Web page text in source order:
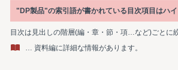
"DP製品"の索引語が書かれている目次項目はハイ
目次は見出しの階層(編・章・節・項…など)ごとに
… 資料編に詳細な情報があります。